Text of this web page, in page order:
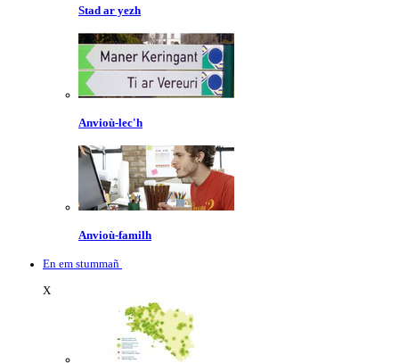
Stad ar yezh
Anvioù-lec'h
Anvioù-familh
En em stummañ
X